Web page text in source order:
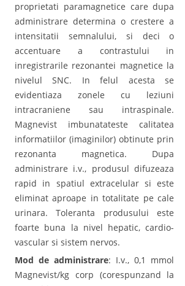
proprietati paramagnetice care dupa
administrare determina o crestere a
intensitatii semnalului, si deci o
accentuare a contrastului in
inregistrarile rezonantei magnetice la
nivelul SNC. In felul acesta se
evidentiaza zonele cu leziuni
intracraniene sau intraspinale.
Magnevist imbunatateste calitatea
informatiilor (imaginilor) obtinute prin
rezonanta magnetica. Dupa
administrare i.v., produsul difuzeaza
rapid in spatiul extracelular si este
eliminat aproape in totalitate pe cale
urinara. Toleranta produsului este
foarte buna la nivel hepatic, cardio-
vascular si sistem nervos.
Mod de administrare: I.v., 0,1 mmol
Magnevist/kg corp (corespunzand la